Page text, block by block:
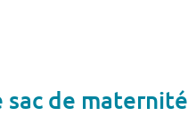
de maternité